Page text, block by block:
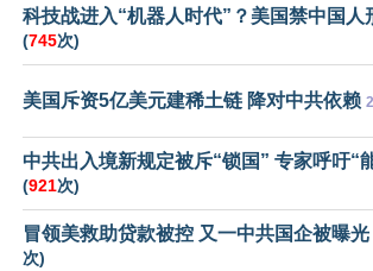
科技战进入“机器人时代”？美国禁中国人
(745次)
美国斥资5亿美元建稀土链 降对中共依赖
中共出入境新规定被斥“锁国” 专家呼吁“
(921次)
冒领美救助贷款被控 又一中共国企被曝光
次)